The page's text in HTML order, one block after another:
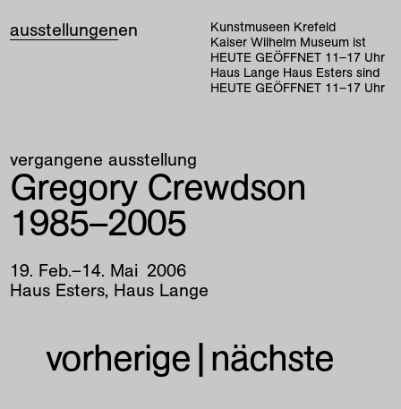
ausstellungenen
Kunstmuseen Krefeld
Kaiser Wilhelm Museum ist
HEUTE GEÖFFNET 11–17 Uhr
Haus Lange Haus Esters sind
HEUTE GEÖFFNET 11–17 Uhr
vergangene ausstellung
Gregory Crewdson
1985–2005
19. Feb.–14. Mai 2006
Haus Esters, Haus Lange
vorherige|nächste